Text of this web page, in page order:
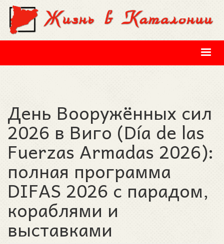
Перейти к основному содержанию
День Вооружённых сил
2026 в Виго (Día de las
Fuerzas Armadas 2026):
полная программа
DIFAS 2026 с парадом,
кораблями и
выставками